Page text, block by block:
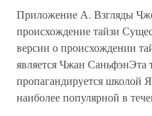
Приложение А. Взгляды
происхождение тайзи
версии о происхождении
является Чжан СаньфэнЭта
пропагандируется школой
наиболее популярной в